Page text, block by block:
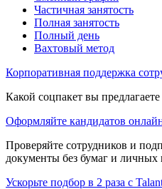
Частичная занятость
Полная занятость
Полный день
Вахтовый метод
Корпоративная поддержка
Какой соцпакет вы
Оформляйте кандидатов
Проверяйте сотрудников и
документы без бумаг и личных
Ускорьте подбор в 2 раза с